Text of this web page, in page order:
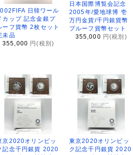
日韓ワール
カップ 記念金銀プ
ーフ貨幣 2枚セット
未品
355,000 円(税別)
日本国際博覧会記念
2005年/愛地球博 壱
万円金貨/千円銀貨幣
プルーフ貨幣セット
355,000 円(税別)
京2020オリンピッ
記念千円銀貨 2020
東京2020オリンピッ
ク記念千円銀貨 2020